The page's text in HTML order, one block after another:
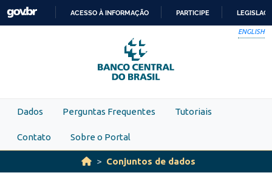
Skip to main content
PARA
O
CONTEÚDO
ACESSO À INFORMAÇÃO PARTICIPE
ENGLISH
Dados Perguntas Frequentes Tutoriais
Contato Sobre o Portal
Conjuntos de dados